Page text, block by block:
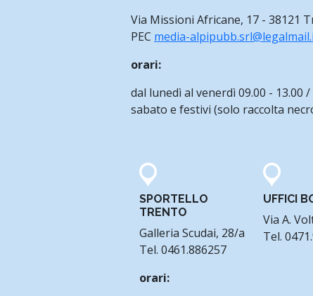
Via Missioni Africane, 17 - 38121
PEC media-
orari:
dal lunedì al venerdì 09.00 - 13.00 /
sabato e festivi (solo raccolta
SPORTELLO
TRENTO
Galleria Scudai, 28/a
Tel. 0461.886257
orari:
UFFICI
Via A.
Tel.